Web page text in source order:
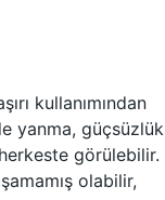
kullanımından
yanma, güçsüzlük
görülebilir.
olabilir,